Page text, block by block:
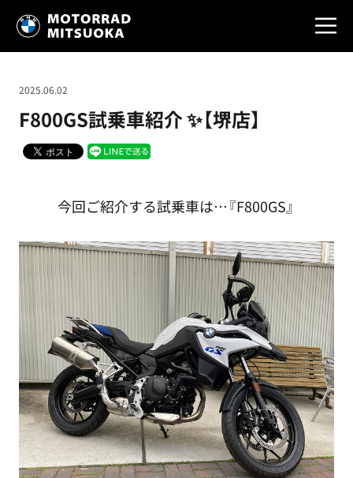
F800GS試乗車紹介 ✨【堺店】
2025.06.02
今回ご紹介する試乗車は…『F800GS』